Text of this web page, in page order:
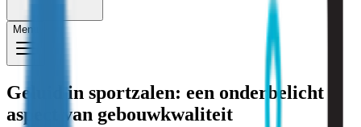
Menu
Geluid in sportzalen: een onderbelicht
aspect van gebouwkwaliteit